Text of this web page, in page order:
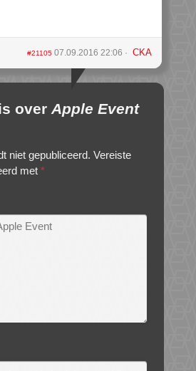
#2110507.09.2016 22:06 CKA
over Apple Event
niet gepubliceerd. Vereiste
met *